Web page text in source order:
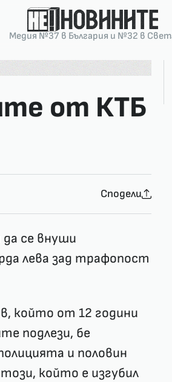
Медия №37 в България и №32 в
от КТБ
Сподели
да се внуши
лева зад трафопост
който от 12 години
подлези, бе
и половин
който е изгубил